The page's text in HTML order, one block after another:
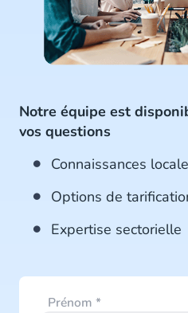
Notre équipe est
vos questions
Connaissances
Options de
Expertise sectorielle
Prénom *